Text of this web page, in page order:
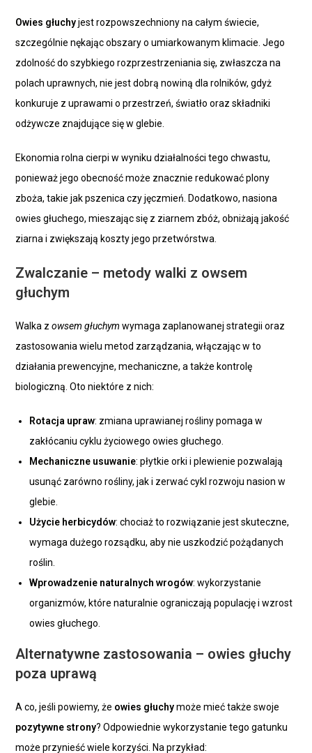
Owies głuchyjest rozpowszechniony na całym świecie,
szczególnie nękając obszary o umiarkowanym klimacie. Jego
zdolność do szybkiego rozprzestrzeniania się, zwłaszcza na
polach uprawnych, nie jest dobrą nowiną dla rolników, gdyż
konkuruje z uprawami o przestrzeń, światło oraz składniki
odżywcze znajdujące się w glebie.
Ekonomia rolna cierpi w wyniku działalności tego chwastu,
ponieważ jego obecność może znacznie redukować plony
zboża, takie jak pszenica czy jęczmień. Dodatkowo, nasiona
owies głuchego, mieszając się z ziarnem zbóż, obniżają jakość
ziarna i zwiększają koszty jego przetwórstwa.
Zwalczanie – metody walki z owsem
głuchym
Walka zowsem głuchym wymaga zaplanowanej strategii oraz
zastosowania wielu metod zarządzania, włączając w to
działania prewencyjne, mechaniczne, a także kontrolę
biologiczną. Oto niektóre z nich:
Rotacja upraw: zmiana uprawianej rośliny pomaga w
zakłócaniu cyklu życiowego owies głuchego.
Mechaniczne usuwanie: płytkie orki i plewienie pozwalają
usunąć zarówno rośliny, jak i zerwać cykl rozwoju nasion w
glebie.
Użycie herbicydów: chociaż to rozwiązanie jest skuteczne,
wymaga dużego rozsądku, aby nie uszkodzić pożądanych
roślin.
Wprowadzenie naturalnych wrogów: wykorzystanie
organizmów, które naturalnie ograniczają populację i wzrost
owies głuchego.
Alternatywne zastosowania – owies głuchy
poza uprawą
A co, jeśli powiemy, że owies głuchymoże mieć także swoje
pozytywne strony? Odpowiednie wykorzystanie tego gatunku
może przynieść wiele korzyści. Na przykład: